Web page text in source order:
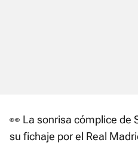
👀 La sonrisa cómplice de
su fichaje por el Real